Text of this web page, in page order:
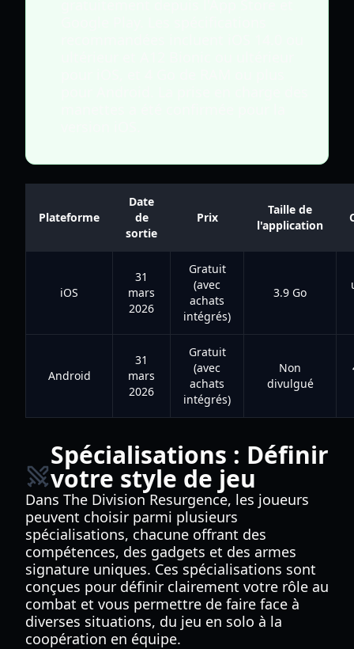
Plateforme
Date
de
sortie
Prix
Taille de
l'application
iOS
31
mars
2026
Gratuit
(avec
achats
intégrés)
3.9 Go
Android
31
mars
2026
Gratuit
(avec
achats
intégrés)
Non
divulgué
Spécialisations : Définir
votre style de jeu
Dans The Division Resurgence, les joueurs
peuvent choisir parmi plusieurs
spécialisations, chacune offrant des
compétences, des gadgets et des armes
signature uniques. Ces spécialisations sont
conçues pour définir clairement votre rôle au
combat et vous permettre de faire face à
diverses situations, du jeu en solo à la
coopération en équipe.